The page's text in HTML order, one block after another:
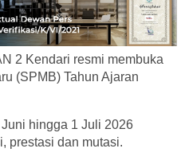
2 Kendari resmi membuka
(SPMB) Tahun Ajaran
hingga 1 Juli 2026
prestasi dan mutasi.